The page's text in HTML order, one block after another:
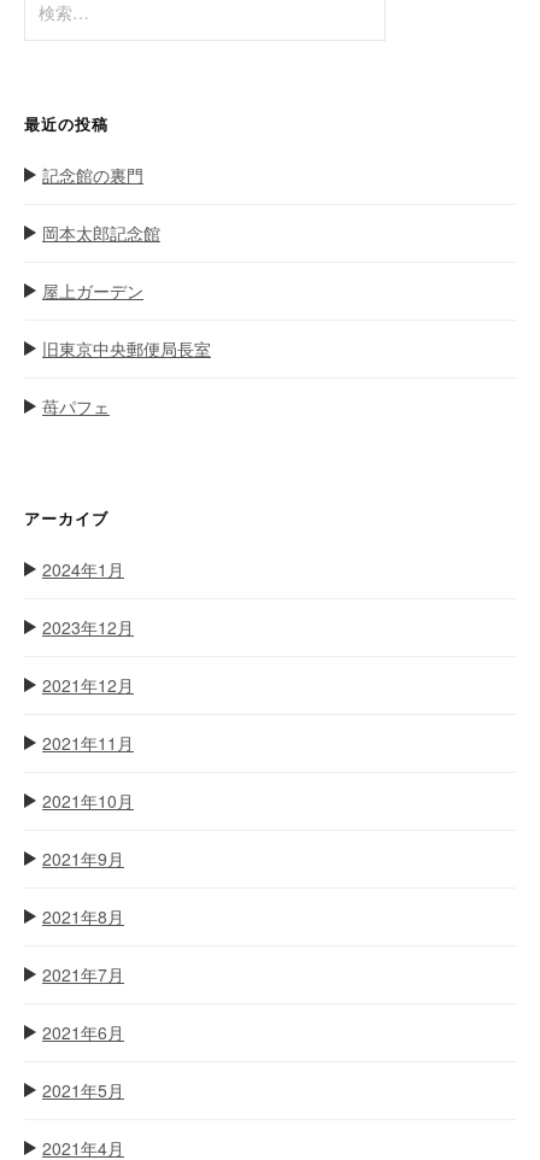
ン
索
最近の投稿
記念館の裏門
岡本太郎記念館
屋上ガーデン
旧東京中央郵便局長室
苺パフェ
アーカイブ
2024年1月
2023年12月
2021年12月
2021年11月
2021年10月
2021年9月
2021年8月
2021年7月
2021年6月
2021年5月
2021年4月